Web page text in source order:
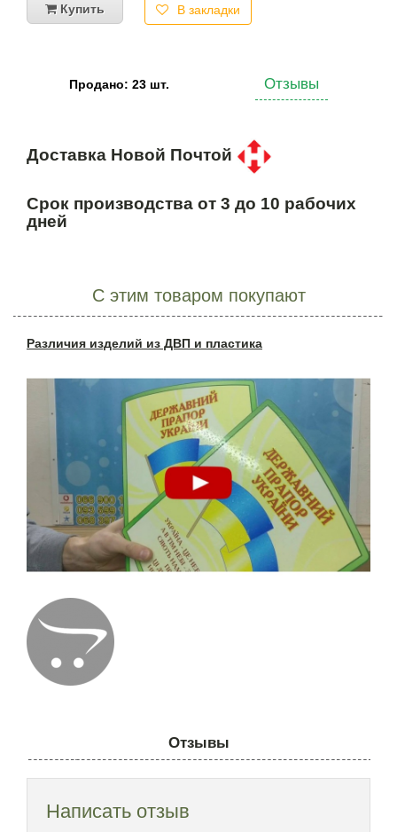
Купить В закладки
Продано: 23 шт. Отзывы
Доставка Новой Почтой
Срок производства от 3 до 10 рабочих
дней
С этим товаром покупают
Различия изделий из ДВП и пластика
Отзывы
Написать отзыв